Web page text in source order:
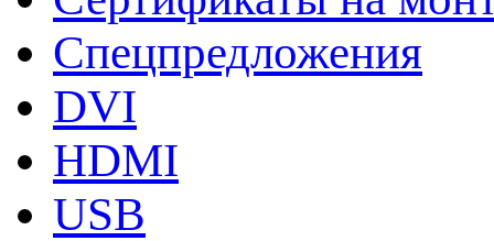
Спецпредложения
DVI
HDMI
USB